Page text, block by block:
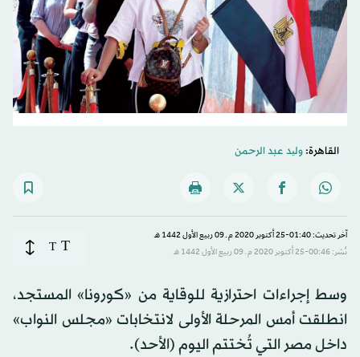
القاهرة:ولید عبد الرحمن
آخر تحديث: 01:40-25 أكتوبر 2020 م ـ 09 ربيع الأول 1442 هـ
نُشر: 00:46-25 أكتوبر 2020 م ـ 09 ربيع الأول 1442 هـ
T
T
وسط إجراءات احترازية للوقاية من «كورونا» المستجد،
انطلقت أمس المرحلة الأولى لانتخابات «مجلس النواب»
داخل مصر التي تُختتم اليوم (الأحد).